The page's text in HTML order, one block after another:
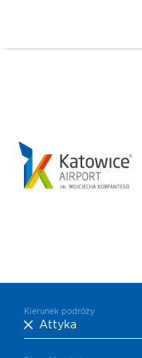
Kierunek podróży
Attyka